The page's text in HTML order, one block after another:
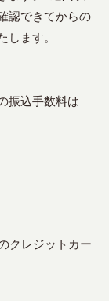
認できてからの
します。
振込手数料は
クレジットカー